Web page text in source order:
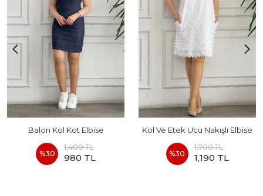
Balon Kol Kot Elbise
%30
1,400 TL
980 TL
Kol Ve Etek Ucu Nakışlı Elbise
%30
1,700 TL
1,190 TL